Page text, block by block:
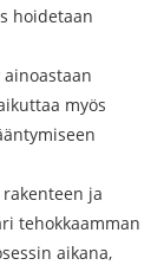
hoidetaan
myös
ja
tehokkaamman
aikana,